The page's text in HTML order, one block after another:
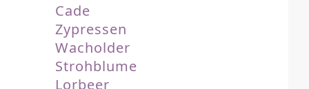
Cade
Zypressen
Wacholder
Strohblume
Lorbeer